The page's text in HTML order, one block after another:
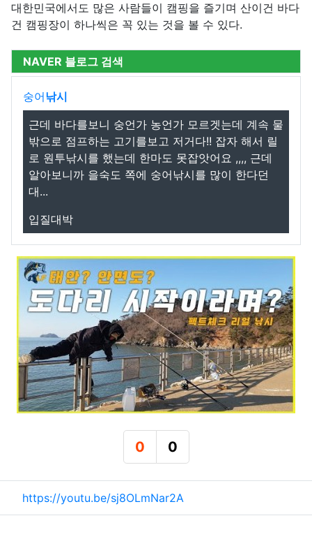
대한민국에서도 많은 사람들이 캠핑을 즐기며 산이건 바다
건 캠핑장이 하나씩은 꼭 있는 것을 볼 수 있다.
NAVER 블로그 검색
숭어낚시
근데 바다를보니 숭언가 농언가 모르겟는데 계속 물
밖으로 점프하는 고기를보고 저거다!! 잡자 해서 릴
로 원투낚시를 했는데 한마도 못잡앗어요 ,,,, 근데
알아보니까 을숙도 쪽에 숭어낚시를 많이 한다던
대...
입질대박
0
추천
0
비추천
관련자료
https://youtu.be/sj8OLmNar2A